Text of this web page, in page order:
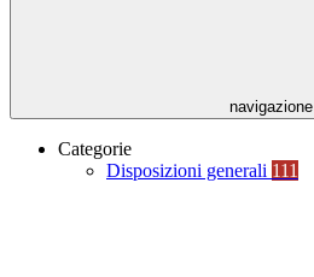
navigazione
Categorie
Disposizioni generali 111